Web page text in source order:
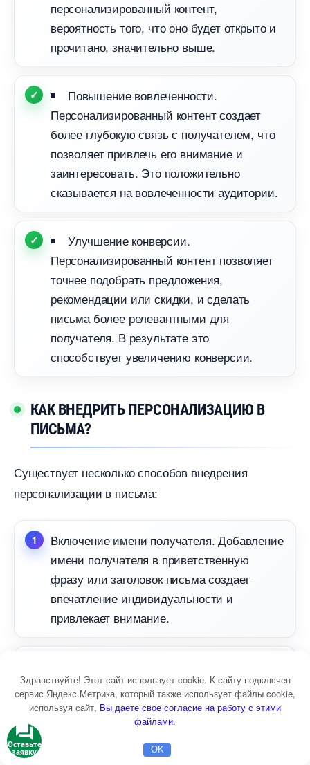
персонализированный контент,
ероятность того, что оно будет открыто и
прочитано, значительно выше.
Повышение вовлеченности.
Персонализированный контент создает
олее глубокую связь с получателем, что
позволяет привлечь его внимание и
заинтересовать. Это положительно
сказывается на вовлеченности аудитории.
Улучшение конверсии.
Персонализированный контент позволяет
точнее подобрать предложения,
рекомендации или скидки, и сделать
письма более релевантными для
получателя. В результате это
способствует увеличению конверсии.
КАК ВНЕДРИТЬ ПЕРСОНАЛИЗАЦИЮ
ПИСЬМА?
Существует несколько способов внедрения
персонализации в письма:
ключение имени получателя. Добавление
имени получателя в приветственную
фразу или заголовок письма создает
печатление индивидуальности и
привлекает внимание.
ас есть информация о предыдущих
покупках получателя, вы можете
предлагать ему товары или акции, которые
наиболее интересны и релевантны для
Здравствуйте! Этот сайт использует cookie. К сайту подключен
сервис Яндекс.Метрика, который также использует файлы cookie,
используя сайт, ы даете свое согласие на работу с этими
файлами.
OK
Оставьте
заявку